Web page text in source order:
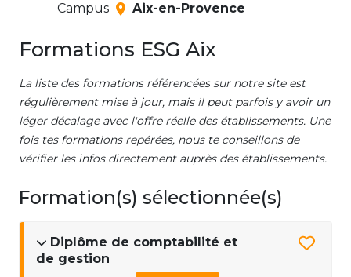
Campus
Aix-en-Provence
Formations ESG Aix
La liste des formations référencées sur notre site est
régulièrement mise à jour, mais il peut parfois y avoir un
léger décalage avec l'offre réelle des établissements. Une
fois tes formations repérées, nous te conseillons de
vérifier les infos directement auprès des établissements.
Formation(s) sélectionnée(s)
Diplôme de comptabilité et
de gestion